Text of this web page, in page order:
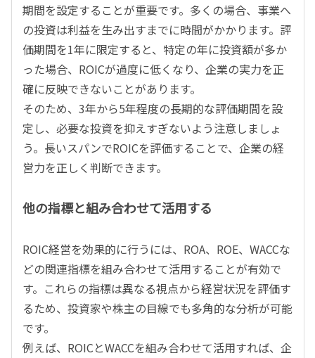
期間を設定することが重要です。多くの場合、事業へ
の投資は利益を生み出すまでに時間がかかります。評
価期間を1年に限定すると、特定の年に投資額が多か
った場合、ROICが過度に低くなり、企業の実力を正
確に反映できないことがあります。
そのため、3年から5年程度の長期的な評価期間を設
定し、必要な投資を抑えすぎないよう注意しましょ
う。長いスパンでROICを評価することで、企業の経
営力を正しく判断できます。
他の指標と組み合わせて活用する
ROIC経営を効果的に行うには、ROA、ROE、WACCな
どの関連指標を組み合わせて活用することが有効で
す。これらの指標は異なる視点から経営状況を評価す
るため、投資家や株主の目線でも多角的な分析が可能
です。
例えば、ROICとWACCを組み合わせて活用すれば、企